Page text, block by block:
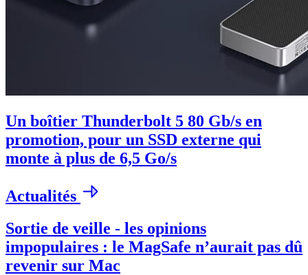
Un boîtier Thunderbolt 5 80 Gb/s en
promotion, pour un SSD externe qui
monte à plus de 6,5 Go/s
Actualités
Sortie de veille - les opinions
impopulaires : le MagSafe n’aurait pas dû
revenir sur Mac